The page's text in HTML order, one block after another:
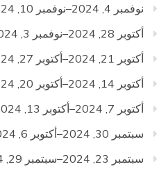
نوفمبر 4, 2024–نوفمبر 10, 2024
أكتوبر 28, 2024–نوفمبر 3, 2024
أكتوبر 21, 2024–أكتوبر 27, 2024
أكتوبر 14, 2024–أكتوبر 20, 2024
أكتوبر 7, 2024–أكتوبر 13, 2024
سبتمبر 30, 2024–أكتوبر 6, 2024
سبتمبر 23, 2024–سبتمبر 29, 2024